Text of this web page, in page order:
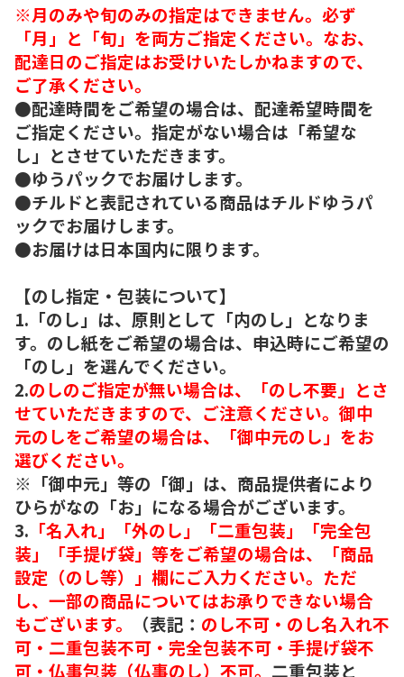
※月のみや旬のみの指定はできません。必ず
「月」と「旬」を両方ご指定ください。なお、
配達日のご指定はお受けいたしかねますので、
ご了承ください。
●配達時間をご希望の場合は、配達希望時間を
ご指定ください。指定がない場合は「希望な
し」とさせていただきます。
●ゆうパックでお届けします。
●チルドと表記されている商品はチルドゆうパ
ックでお届けします。
●お届けは日本国内に限ります。
【のし指定・包装について】
1.「のし」は、原則として「内のし」となりま
す。のし紙をご希望の場合は、申込時にご希望の
「のし」を選んでください。
2.のしのご指定が無い場合は、「のし不要」とさ
せていただきますので、ご注意ください。御中
元のしをご希望の場合は、「御中元のし」をお
選びください。
※「御中元」等の「御」は、商品提供者により
ひらがなの「お」になる場合がございます。
3. 「名入れ」「外のし」「二重包装」「完全包
装」「手提げ袋」等をご希望の場合は、「商品
設定（のし等）」欄にご入力ください。ただ
し、一部の商品についてはお承りできない場合
もございます。
（表記： のし不可・のし名入れ不
可・二重包装不可・完全包装不可・手提げ袋不
可・仏事包装（仏事のし）不可。 二重包装と